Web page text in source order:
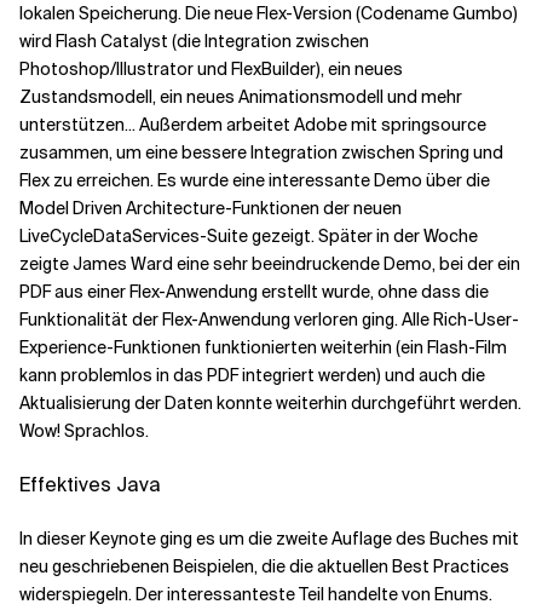
lokalen Speicherung. Die neue Flex-Version (Codename Gumbo)
wird Flash Catalyst (die Integration zwischen
Photoshop/Illustrator und FlexBuilder), ein neues
Zustandsmodell, ein neues Animationsmodell und mehr
unterstützen... Außerdem arbeitet Adobe mit springsource
zusammen, um eine bessere Integration zwischen Spring und
Flex zu erreichen. Es wurde eine interessante Demo über die
Model Driven Architecture-Funktionen der neuen
LiveCycleDataServices-Suite gezeigt. Später in der Woche
zeigte James Ward eine sehr beeindruckende Demo, bei der ein
PDF aus einer Flex-Anwendung erstellt wurde, ohne dass die
Funktionalität der Flex-Anwendung verloren ging. Alle Rich-User-
Experience-Funktionen funktionierten weiterhin (ein Flash-Film
kann problemlos in das PDF integriert werden) und auch die
Aktualisierung der Daten konnte weiterhin durchgeführt werden.
Wow! Sprachlos.
Effektives Java
In dieser Keynote ging es um die zweite Auflage des Buches mit
neu geschriebenen Beispielen, die die aktuellen Best Practices
widerspiegeln. Der interessanteste Teil handelte von Enums.